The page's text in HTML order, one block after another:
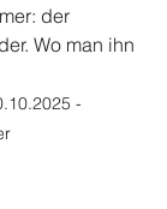
der
Wo man ihn
-